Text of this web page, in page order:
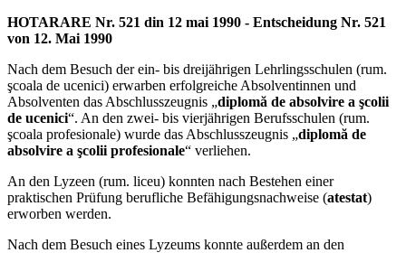
HOTARARE Nr. 521 din 12 mai 1990 - Entscheidung Nr. 521
von 12. Mai 1990
Nach dem Besuch der ein- bis dreijährigen Lehrlingsschulen (rum.
şcoala de ucenici) erwarben erfolgreiche Absolventinnen und
Absolventen das Abschlusszeugnis „diplomă de absolvire a şcolii
de ucenici“. An den zwei- bis vierjährigen Berufsschulen (rum.
şcoala profesionale) wurde das Abschlusszeugnis „diplomă de
absolvire a şcolii profesionale“ verliehen.
An den Lyzeen (rum. liceu) konnten nach Bestehen einer
praktischen Prüfung berufliche Befähigungsnachweise (atestat)
erworben werden.
Nach dem Besuch eines Lyzeums konnte außerdem an den